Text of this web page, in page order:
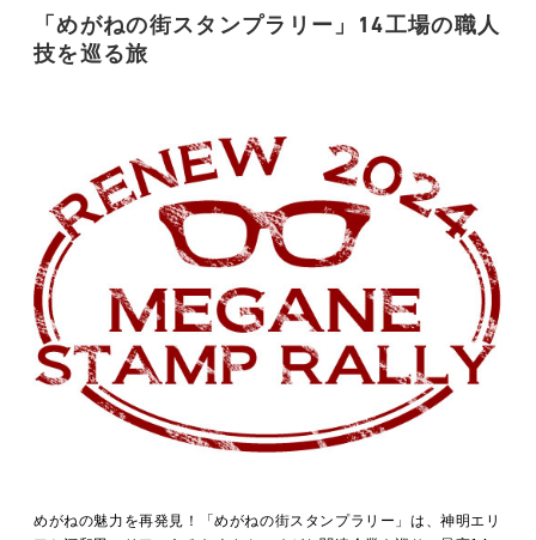
「めがねの街スタンプラリー」14工場の職人
技を巡る旅
めがねの魅力を再発見！「めがねの街スタンプラリー」は、神明エリ